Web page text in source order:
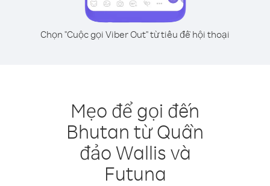
Chọn "Cuộc gọi Viber Out" từ tiêu đề hội thoại
Mẹo để gọi đến
Bhutan từ Quần
đảo Wallis và
Futuna